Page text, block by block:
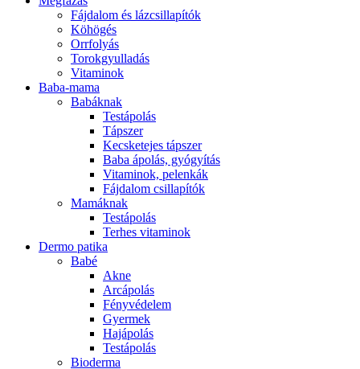
Fájdalom és lázcsillapítók
Köhögés
Orrfolyás
Torokgyulladás
Vitaminok
Baba-mama
Babáknak
Testápolás
Tápszer
Kecsketejes tápszer
Baba ápolás, gyógyítás
Vitaminok, pelenkák
Fájdalom csillapítók
Mamáknak
Testápolás
Terhes vitaminok
Dermo patika
Babé
Akne
Arcápolás
Fényvédelem
Gyermek
Hajápolás
Testápolás
Bioderma